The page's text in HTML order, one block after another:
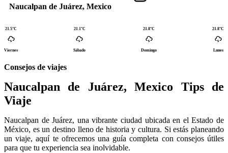
Naucalpan de Juárez, Mexico
21.5°C
Viernes
21.1°C
Sábado
21.8°C
Domingo
21.8°C
Lunes
Consejos de viajes
Naucalpan de Juárez, Mexico Tips de
Viaje
Naucalpan de Juárez, una vibrante ciudad ubicada en el Estado de
México, es un destino lleno de historia y cultura. Si estás planeando
un viaje, aquí te ofrecemos una guía completa con consejos útiles
para que tu experiencia sea inolvidable.